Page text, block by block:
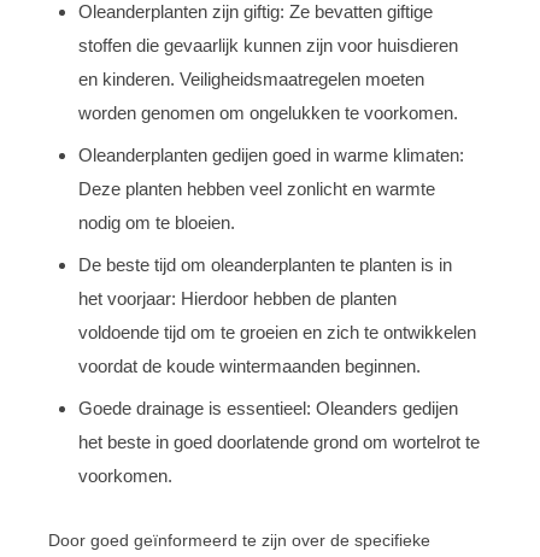
Oleanderplanten zijn giftig: Ze bevatten giftige
stoffen die gevaarlijk kunnen zijn voor huisdieren
en kinderen. Veiligheidsmaatregelen moeten
worden genomen om ongelukken te voorkomen.
Oleanderplanten gedijen goed in warme klimaten:
Deze planten hebben veel zonlicht en warmte
nodig om te bloeien.
De beste tijd om oleanderplanten te planten is in
het voorjaar: Hierdoor hebben de planten
voldoende tijd om te groeien en zich te ontwikkelen
voordat de koude wintermaanden beginnen.
Goede drainage is essentieel: Oleanders gedijen
het beste in goed doorlatende grond om wortelrot te
voorkomen.
Door goed geïnformeerd te zijn over de specifieke